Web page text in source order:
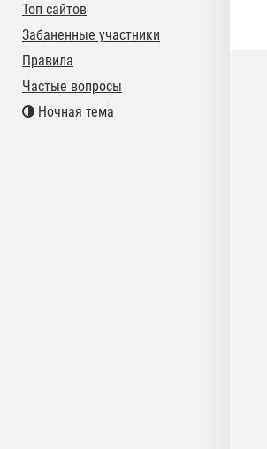
Топ сайтов
Забаненные участники
Правила
Частые вопросы
Ночная тема